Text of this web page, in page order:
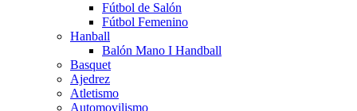
Fútbol de Salón
Fútbol Femenino
Hanball
Balón Mano I Handball
Basquet
Ajedrez
Atletismo
Automovilismo